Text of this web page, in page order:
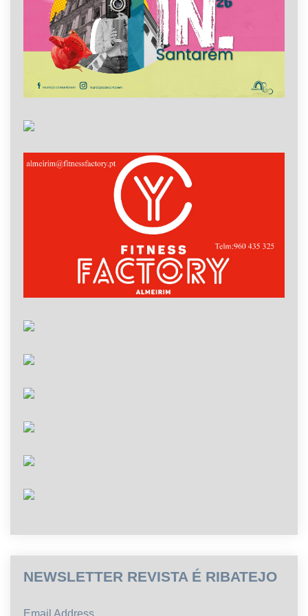
NEWSLETTER REVISTA É RIBATEJO
Email Address